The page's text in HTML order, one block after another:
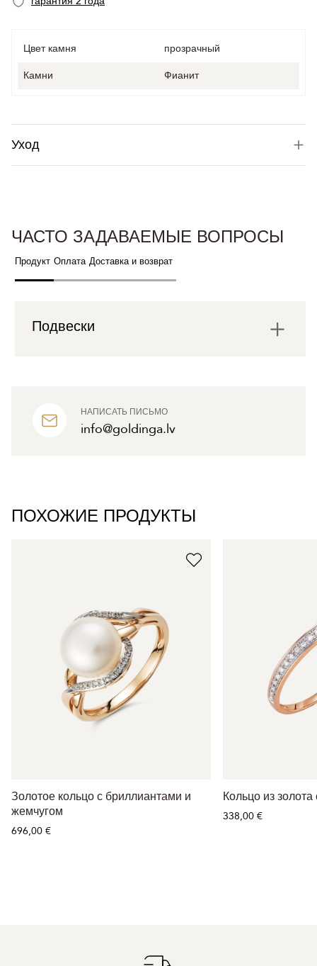
Цвет камня
прозрачный
Камни
Фианит
Уход
НАПИСАТЬ ПИСЬМО
info@goldinga.lv
ЧАСТО ЗАДАВАЕМЫЕ ВОПРОСЫ
Продукт Оплата Доставка и возврат
Подвески
ПОХОЖИЕ ПРОДУКТЫ
Золотое кольцо с бриллиантами и
жемчугом
696,00 €
Кольцо из
338,00 €